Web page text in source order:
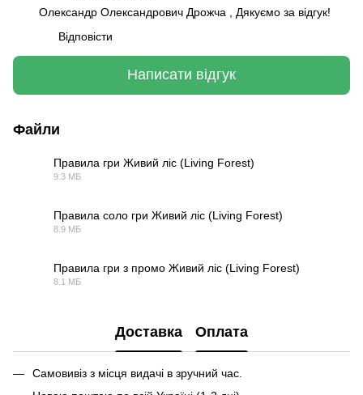
Олександр Олександрович Дрожча , Дякуємо за відгук!
Відповісти
Написати відгук
Файли
Правила гри Живий ліс (Living Forest)
9.3 МБ
Правила соло гри Живий ліс (Living Forest)
8.9 МБ
Правила гри з промо Живий ліс (Living Forest)
8.1 МБ
Доставка Оплата
Самовивіз з місця видачі в зручний час.